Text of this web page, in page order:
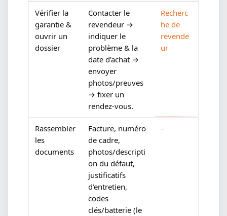
Vérifier la
garantie &
ouvrir un
dossier
Contacter le
revendeur →
indiquer le
problème & la
date d’achat →
envoyer
photos/preuves
→ fixer un
rendez-vous.
Recherc
he de
revende
ur
Rassembler
les
documents
Facture, numéro
de cadre,
photos/descripti
on du défaut,
justificatifs
d’entretien,
codes
clés/batterie (le
–